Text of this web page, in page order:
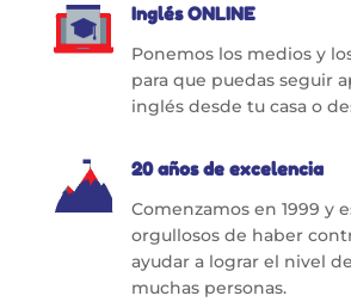
Inglés ONLINE
Ponemos los medios y
para que puedas seguir
inglés desde tu casa o
20 años de excelencia
Comenzamos en 1999 y
orgullosos de haber
ayudar a lograr el nivel
muchas personas.